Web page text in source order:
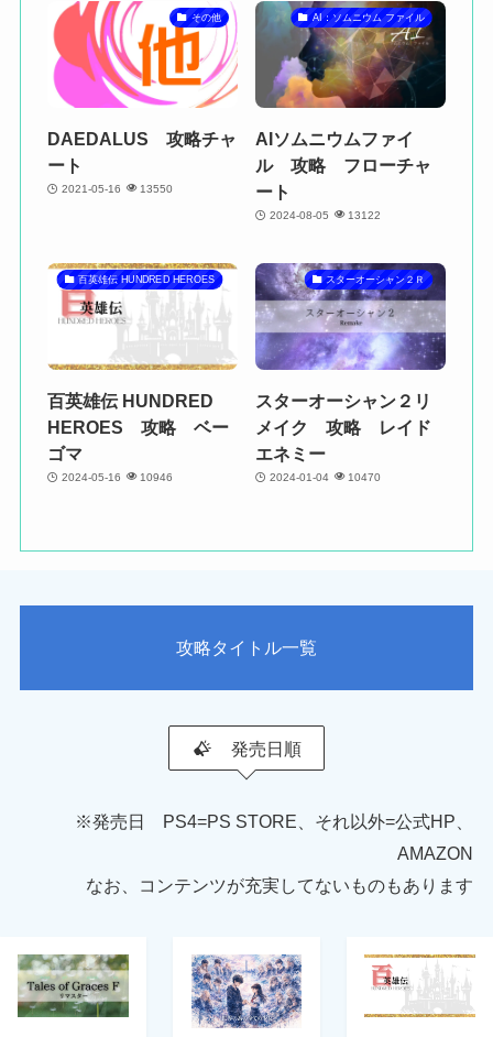
その他
DAEDALUS 攻略チャ
ート
2021-05-16 13550
AI：ソムニウム ファイル
AIソムニウムファイ
ル 攻略 フローチャ
ート
2024-08-05 13122
百英雄伝 HUNDRED HEROES
百英雄伝 HUNDRED
HEROES 攻略 ベー
ゴマ
2024-05-16 10946
スターオーシャン２Ｒ
スターオーシャン２リ
メイク 攻略 レイド
エネミー
2024-01-04 10470
攻略タイトル一覧
発売日順
※発売日 PS4=PS STORE、それ以外=公式HP、
AMAZON
なお、コンテンツが充実してないものもあります